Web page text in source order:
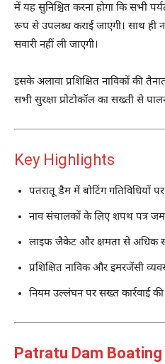
में यह सुनिश्चित करना होगा कि सभी
रूप से उपलब्ध कराई जाएगी। साथ ही
सवारी नहीं ली जाएगी।
इसके अलावा प्रशिक्षित नाविकों की
सभी सुरक्षा प्रोटोकॉल का सख्ती से
Key Highlights
पतरातू डैम में बोटिंग गतिविधियों
नाव संचालकों के लिए शपथ पत्र
लाइफ जैकेट और क्षमता से अधिक
प्रशिक्षित नाविक और इमरजेंसी
नियम उल्लंघन पर सख्त कार्रवाई
Patratu Dam Boating